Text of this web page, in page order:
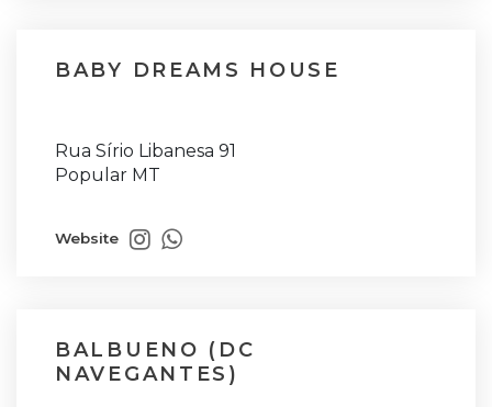
BABY DREAMS HOUSE
Rua Sírio Libanesa 91
Popular MT
Website
BALBUENO (DC
NAVEGANTES)